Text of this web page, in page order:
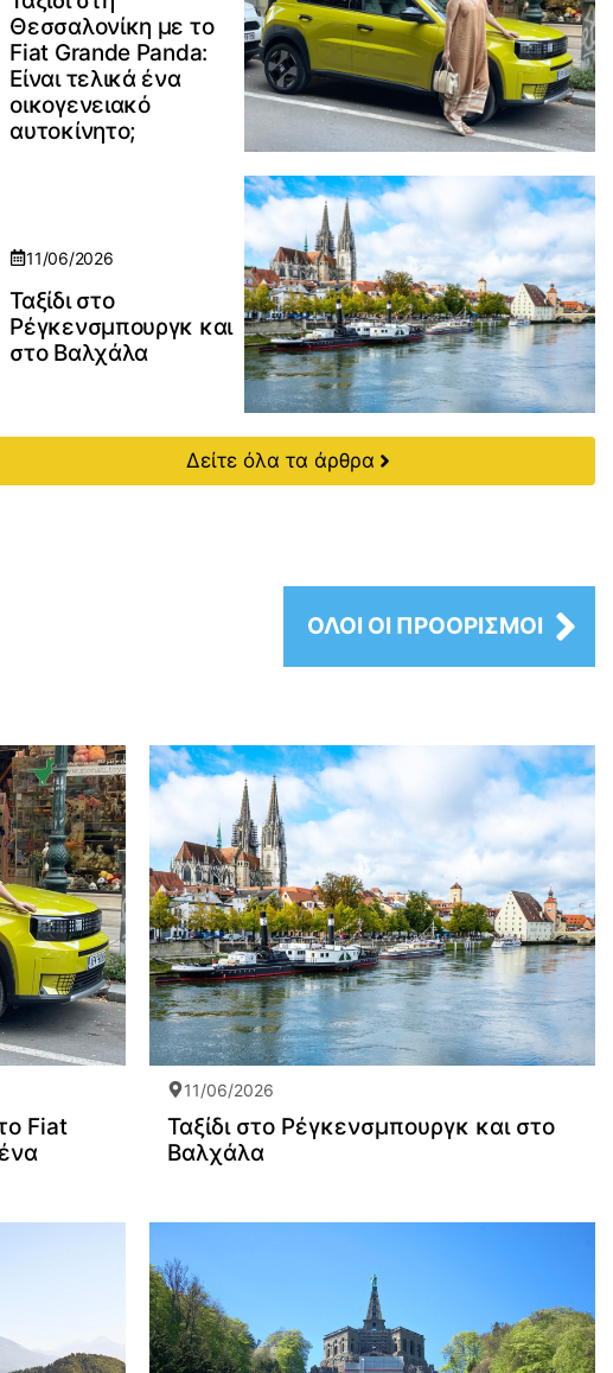
Θεσσαλονίκη με το
Fiat Grande Panda:
Είναι τελικά ένα
οικογενειακό
αυτοκίνητο;
11/06/2026
Ταξίδι στο
Ρέγκενσμπουργκ και
στο Βαλχάλα
Δείτε όλα τα άρθρα
ΟΛΟΙ ΟΙ ΠΡΟΟΡΙΣΜΟΙ
Fiat
11/06/2026
Ταξίδι στο Ρέγκενσμπουργκ και στο
Βαλχάλα